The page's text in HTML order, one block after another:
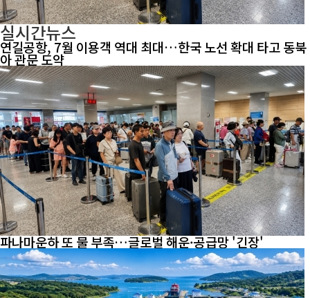
실시간뉴스
연길공항, 7월 이용객 역대 최대…한국 노선 확대 타고 동북
아 관문 도약
파나마운하 또 물 부족…글로벌 해운·공급망 '긴장'